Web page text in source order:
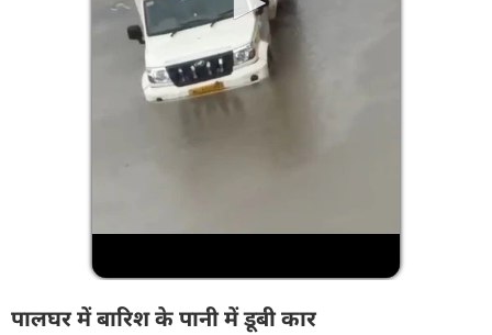
पालघर में बारिश के पानी में डूबी कार